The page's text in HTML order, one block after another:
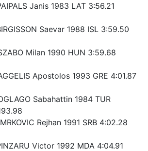
Janis 1983 LAT 3:56.21
Saevar 1988 ISL 3:59.50
Milan 1990 HUN 3:59.68
Apostolos 1993 GRE 4:01.87
Sabahattin 1984 TUR
Rejhan 1991 SRB 4:02.28
Victor 1992 MDA 4:04.91